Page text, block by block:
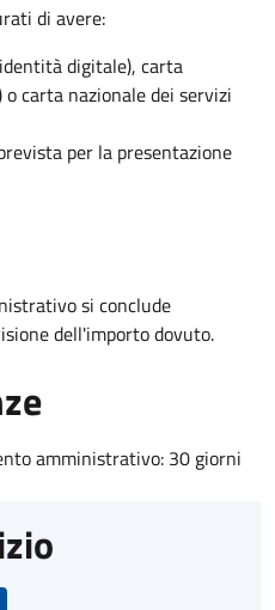
di avere:
digitale), carta
carta nazionale dei servizi
per la presentazione
si conclude
dell'importo dovuto.
amministrativo: 30 giorni